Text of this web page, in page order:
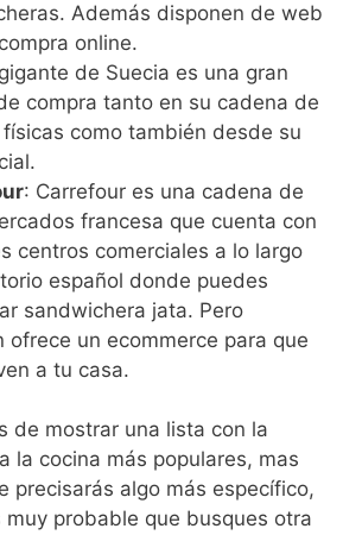
Además disponen de web
online.
de Suecia es una gran
compra tanto en su cadena de
como también desde su
: Carrefour es una cadena de
francesa que cuenta con
centros comerciales a lo largo
español donde puedes
sandwichera jata. Pero
ofrece un ecommerce para que
a tu casa.
de mostrar una lista con la
la cocina más populares, mas
precisarás algo más específico,
muy probable que busques otra